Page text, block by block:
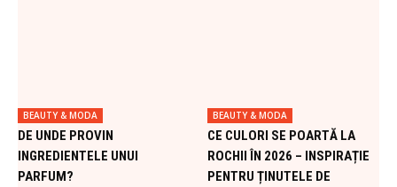
BEAUTY & MODA
DE UNDE PROVIN
INGREDIENTELE UNUI
PARFUM?
BEAUTY & MODA
CE CULORI SE POARTĂ LA
ROCHII ÎN 2026 – INSPIRAȚIE
PENTRU ȚINUTELE DE